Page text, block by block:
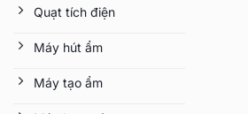
Quạt tích điện
Máy hút ẩm
Máy tạo ẩm